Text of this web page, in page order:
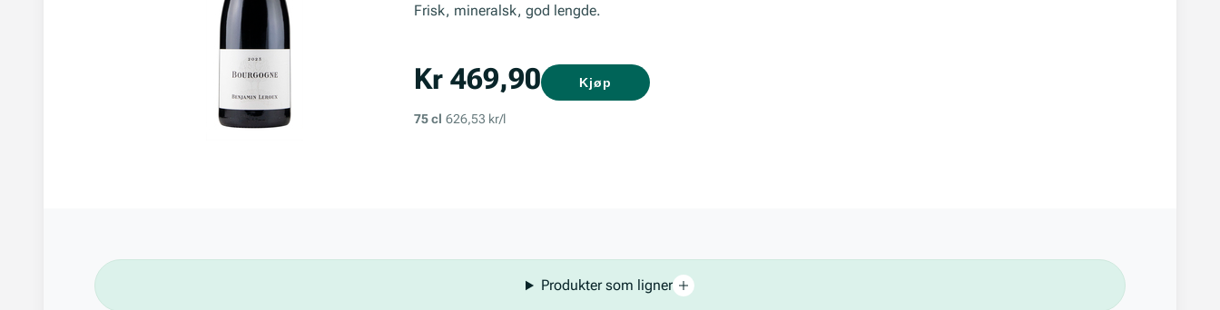
Frisk, mineralsk, god lengde.
Kr 469,90
75 cl 626,53 kr/l
Kjøp
Produkter som ligner